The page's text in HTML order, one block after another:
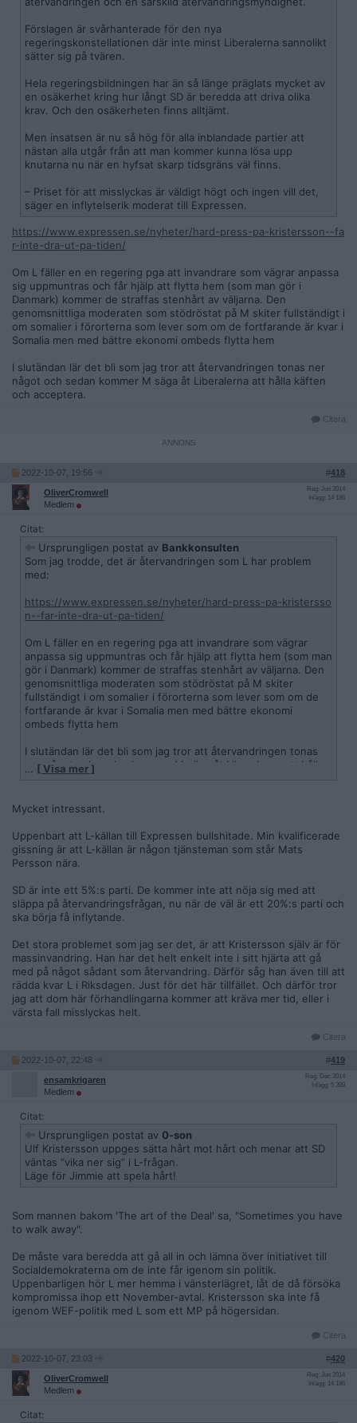
Förslagen är svårhanterade för den nya
regeringskonstellationen där inte minst Liberalerna sannolikt
sätter sig på tvären.
Hela regeringsbildningen har än så länge präglats mycket av
en osäkerhet kring hur långt SD är beredda att driva olika
krav. Och den osäkerheten finns alltjämt.
Men insatsen är nu så hög för alla inblandade partier att
nästan alla utgår från att man kommer kunna lösa upp
knutarna nu när en hyfsat skarp tidsgräns väl finns.
– Priset för att misslyckas är väldigt högt och ingen vill det,
säger en inflytelserik moderat till Expressen.
https://www.expressen.se/nyheter/hard-press-pa-kristersson--fa
r-inte-dra-ut-pa-tiden/
Om L fäller en en regering pga att invandrare som vägrar anpassa
sig uppmuntras och får hjälp att flytta hem (som man gör i
Danmark) kommer de straffas stenhårt av väljarna. Den
genomsnittliga moderaten som stödröstat på M skiter fullständigt i
om somalier i förorterna som lever som om de fortfarande är kvar i
Somalia men med bättre ekonomi ombeds flytta hem
I slutändan lär det bli som jag tror att återvandringen tonas ner
något och sedan kommer M säga åt Liberalerna att hålla käften
och acceptera.
Citera
2022-10-07, 19:56 #418
OliverCromwell
Medlem
Reg: Jun 2014
Inlägg: 14 186
Citat:
Ursprungligen postat av Bankkonsulten
Som jag trodde, det är återvandringen som L har problem
med:
https://www.expressen.se/nyheter/hard-press-pa-kristersso
n--far-inte-dra-ut-pa-tiden/
Om L fäller en en regering pga att invandrare som vägrar
anpassa sig uppmuntras och får hjälp att flytta hem (som man
gör i Danmark) kommer de straffas stenhårt av väljarna. Den
genomsnittliga moderaten som stödröstat på M skiter
fullständigt i om somalier i förorterna som lever som om de
fortfarande är kvar i Somalia men med bättre ekonomi
ombeds flytta hem
I slutändan lär det bli som jag tror att återvandringen tonas
ner något och sedan kommer M säga åt Liberalerna att hålla
käften och acceptera.
… [ Visa mer ]
Mycket intressant.
Uppenbart att L-källan till Expressen bullshitade. Min kvalificerade
gissning är att L-källan är någon tjänsteman som står Mats
Persson nära.
SD är inte ett 5%:s parti. De kommer inte att nöja sig med att
släppa på återvandringsfrågan, nu när de väl är ett 20%:s parti och
ska börja få inflytande.
Det stora problemet som jag ser det, är att Kristersson själv är för
massinvandring. Han har det helt enkelt inte i sitt hjärta att gå
med på något sådant som återvandring. Därför såg han även till att
rädda kvar L i Riksdagen. Just för det här tillfället. Och därför tror
jag att dom här förhandlingarna kommer att kräva mer tid, eller i
värsta fall misslyckas helt.
Citera
2022-10-07, 22:48 #419
ensamkrigaren
Medlem
Reg: Dec 2014
Inlägg: 5 399
Citat:
Ursprungligen postat av 0-son
Ulf Kristersson uppges sätta hårt mot hårt och menar att SD
väntas ”vika ner sig” i L-frågan.
Läge för Jimmie att spela hårt!
Som mannen bakom 'The art of the Deal' sa, "Sometimes you have
to walk away".
De måste vara beredda att gå all in och lämna över initiativet till
Socialdemokraterna om de inte får igenom sin politik.
Uppenbarligen hör L mer hemma i vänsterlägret, låt de då försöka
kompromissa ihop ett November-avtal. Kristersson ska inte få
igenom WEF-politik med L som ett MP på högersidan.
Citera
2022-10-07, 23:03 #420
OliverCromwell
Medlem
Reg: Jun 2014
Inlägg: 14 186
Citat: